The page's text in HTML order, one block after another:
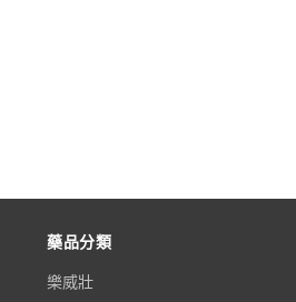
藥品分類
樂威壯